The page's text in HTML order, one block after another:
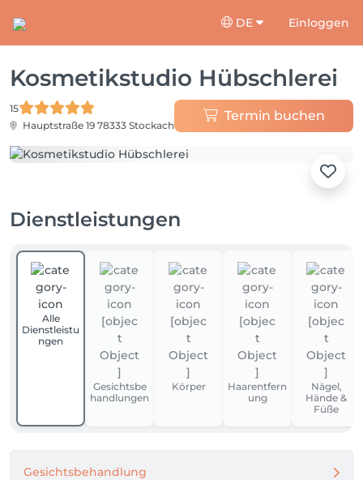
DE Einloggen
Kosmetikstudio Hübschlerei
15
Hauptstraße 19 78333 Stockach
Termin buchen
Dienstleistungen
Alle
Dienstleistu
ngen
Gesichtsbe
handlungen
Körper
Haarentfern
ung
Nägel,
Hände &
Füße
Gesichtsbehandlung